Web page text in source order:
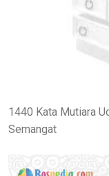
1440 Kata Mutiara
Semangat